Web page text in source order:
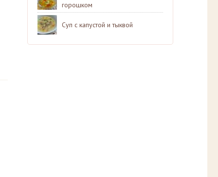
горошком
Суп с капустой и тыквой